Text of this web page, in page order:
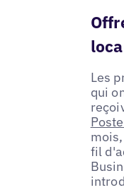
Les
qui
fil